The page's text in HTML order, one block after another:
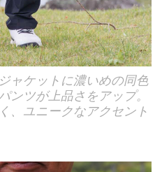
ャケットに濃いめの同色
ンツが上品さをアップ。
、ユニークなアクセント